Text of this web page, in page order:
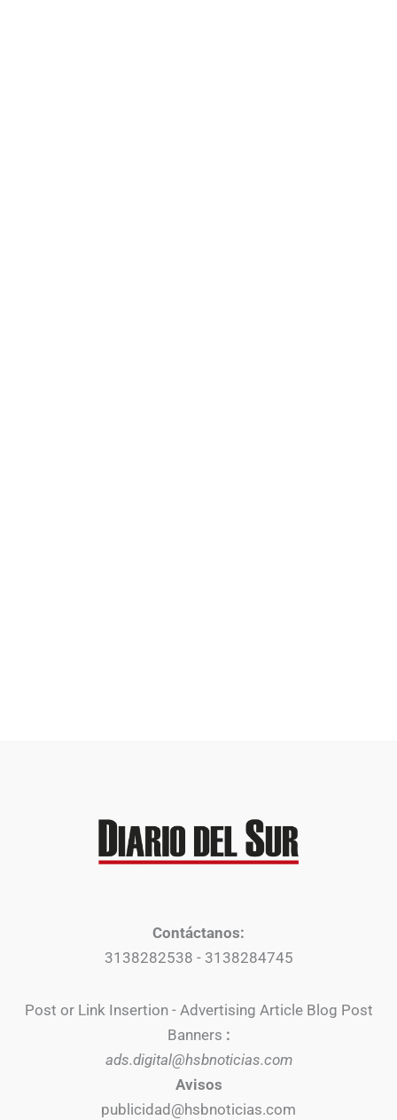
Contáctanos:
3138282538 - 3138284745
Post or Link Insertion - Advertising Article Blog Post
Banners :
ads.digital@hsbnoticias.com
Avisos
publicidad@hsbnoticias.com